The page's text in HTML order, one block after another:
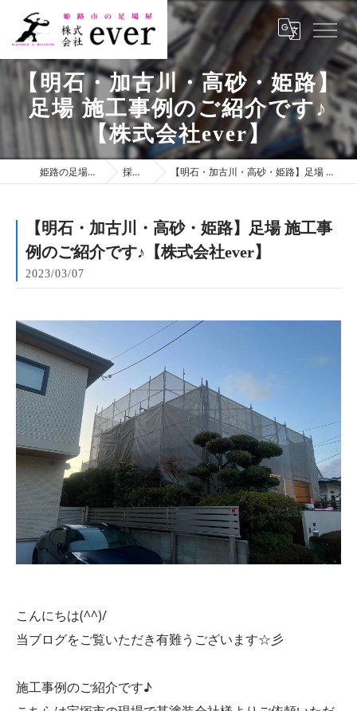
【明石・加古川・高砂・姫路】
足場 施工事例のご紹介です♪
【株式会社ever】
姫路の足場は株式会社ever 採用ブログ 【明石・加古川・高砂・姫路】足場 施工事例のご紹介です♪【株式会社ever】
【明石・加古川・高砂・姫路】足場 施工事
例のご紹介です♪【株式会社ever】
2023/03/07
こんにちは(^^)/
当ブログをご覧いただき有難うございます☆彡
施工事例のご紹介です♪